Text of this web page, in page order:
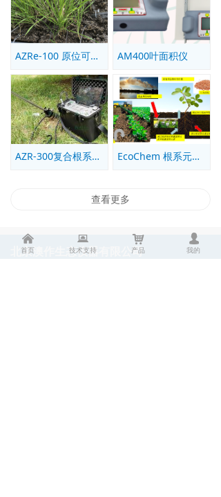
AZRe-100 原位可视化根系分泌物提取系统 AM400叶面积仪
AZR-300复合根系生长动态监测系统 EcoChem 根系元素分布测量系统
查看更多
北京澳作生态仪器有限公司
낀
首页
뀵
技术支持
낙
产品
넙
我的